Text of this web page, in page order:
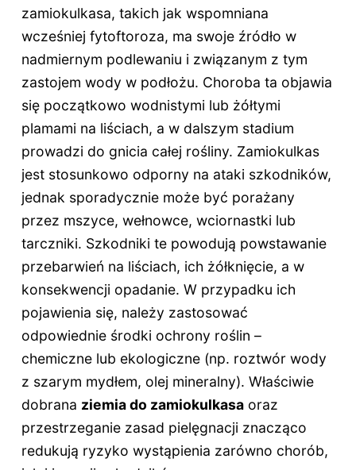
zamiokulkasa, takich jak wspomniana
wcześniej fytoftoroza, ma swoje źródło w
nadmiernym podlewaniu i związanym z tym
zastojem wody w podłożu. Choroba ta objawia
się początkowo wodnistymi lub żółtymi
plamami na liściach, a w dalszym stadium
prowadzi do gnicia całej rośliny. Zamiokulkas
jest stosunkowo odporny na ataki szkodników,
jednak sporadycznie może być porażany
przez mszyce, wełnowce, wciornastki lub
tarczniki. Szkodniki te powodują powstawanie
przebarwień na liściach, ich żółknięcie, a w
konsekwencji opadanie. W przypadku ich
pojawienia się, należy zastosować
odpowiednie środki ochrony roślin –
chemiczne lub ekologiczne (np. roztwór wody
z szarym mydłem, olej mineralny). Właściwie
dobrana ziemia do zamiokulkasaoraz
przestrzeganie zasad pielęgnacji znacząco
redukują ryzyko wystąpienia zarówno chorób,